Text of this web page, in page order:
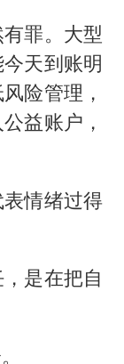
罪。大型
天到账明
险管理，
益账户，
情绪过得
是在把自